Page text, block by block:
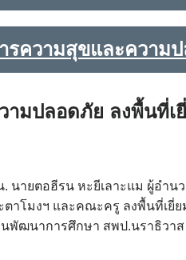
ความสุขและความป
มปลอดภัย ลงพื้นที่เ
. นายตอฮีรน หะยีเลาะแม ผู้
าโมงฯ และคณะครู ลงพื้นที่เยี่
พัฒนาการศึกษา สพป.นราธิวา